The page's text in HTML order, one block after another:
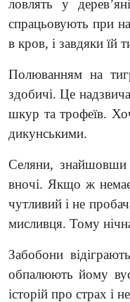
ловлять у
спрацьовують при
в кров, і завдяки їй
Полюванням на
здобичі. Це
шкур та трофеїв.
дикунськими.
Селяни, знайшовши
вночі. Якщо ж
чутливий і не
мисливця. Тому
Забобони
обпалюють йому
історій про страх і